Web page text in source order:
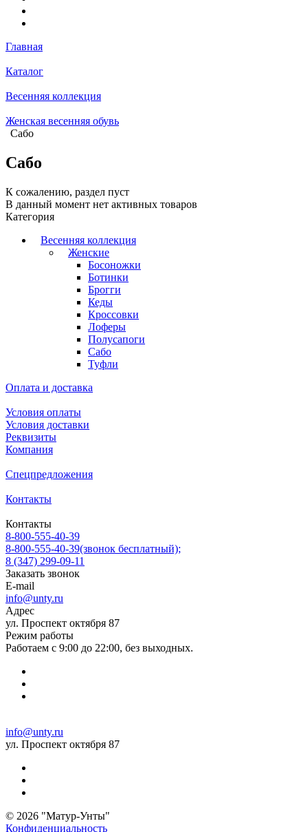
Главная
Каталог
Весенняя коллекция
Женская весенняя обувь
Сабо
Сабо
К сожалению, раздел пуст
В данный момент нет активных товаров
Категория
Весенняя коллекция
Женские
Босоножки
Ботинки
Брогги
Кеды
Кроссовки
Лоферы
Полусапоги
Сабо
Туфли
Оплата и доставка
Условия оплаты
Условия доставки
Реквизиты
Компания
Спецпредложения
Контакты
Контакты
8-800-555-40-39
8-800-555-40-39(звонок бесплатный);
8 (347) 299-09-11
Заказать звонок
E-mail
info@unty.ru
Адрес
ул. Проспект октября 87
Режим работы
Работаем с 9:00 до 22:00, без выходных.
info@unty.ru
ул. Проспект октября 87
© 2026 "Матур-Унты"
Конфиденциальность